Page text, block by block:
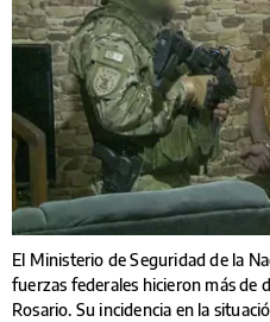
El Ministerio de Seguridad de la
fuerzas federales hicieron más de
Rosario. Su incidencia en la